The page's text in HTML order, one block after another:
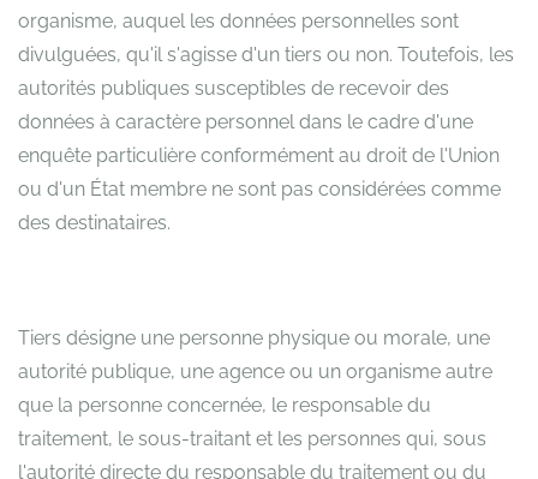
organisme, auquel les données personnelles sont
divulguées, qu'il s'agisse d'un tiers ou non. Toutefois, les
autorités publiques susceptibles de recevoir des
données à caractère personnel dans le cadre d'une
enquête particulière conformément au droit de l'Union
ou d'un État membre ne sont pas considérées comme
des destinataires.
Tiers désigne une personne physique ou morale, une
autorité publique, une agence ou un organisme autre
que la personne concernée, le responsable du
traitement, le sous-traitant et les personnes qui, sous
l'autorité directe du responsable du traitement ou du